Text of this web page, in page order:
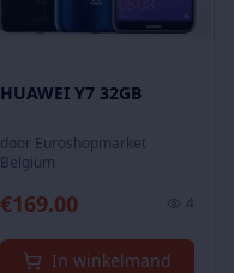
HUAWEI Y7 32GB
door Euroshopmarket
Belgium
€169.00 4
In winkelmand